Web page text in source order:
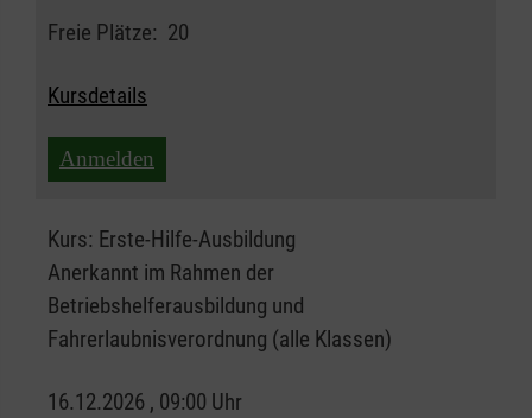
Freie Plätze: 20
Kursdetails
Anmelden
Kurs: Erste-Hilfe-Ausbildung
Anerkannt im Rahmen der
Betriebshelferausbildung und
Fahrerlaubnisverordnung (alle Klassen)
16.12.2026 , 09:00 Uhr